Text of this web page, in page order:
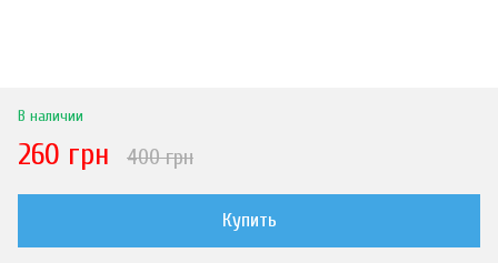
В наличии
260 грн 400 грн
Купить